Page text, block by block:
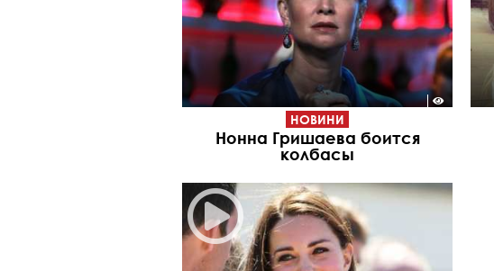
НОВИНИ
Нонна Гришаева боится
колбасы